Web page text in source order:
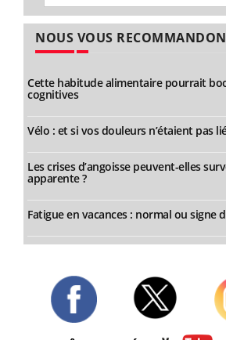
NOUS VOUS
Cette habitude alimentaire pourrait
cognitives
Vélo : et si vos douleurs n’étaient pas
Les crises d’angoisse peuvent-elles
apparente ?
Fatigue en vacances : normal ou signe